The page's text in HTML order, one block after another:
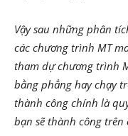
Vậy sau những phân
các chương trình MT
tham dự chương trình
bằng phẳng hay chạy
thành công chính là
bạn sẽ thành công